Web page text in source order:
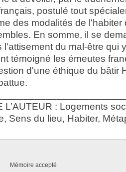
postulé tout
des modalités de
En somme, il se
l'attisement du mal-être qui
témoigné les émeutes
d'une éthique du bâtir
L’AUTEUR : Logements
Sens du lieu, Habiter,
Mémoire accepté